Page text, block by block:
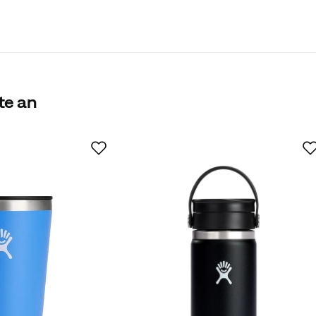
Käufer
Wasser bleibt den ganzen Tag kalt, vielleicht nicht ganz
Travel Bottle“, aber fast.
an